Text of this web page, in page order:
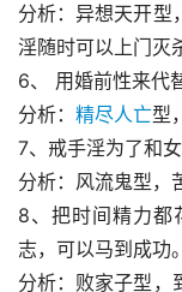
分析：异想天开型
淫随时可以上门灭
6、 用婚前性来代
分析： 精尽人亡型
7、戒手淫为了和
分析：风流鬼型，
8、把时间精力都
志，可以马到成功。
分析：败家子型，